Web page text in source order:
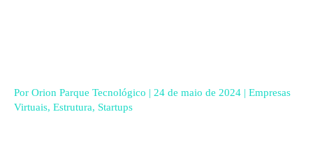
Por Orion Parque Tecnológico | 24 de maio de 2024 | Empresas
Virtuais, Estrutura, Startups